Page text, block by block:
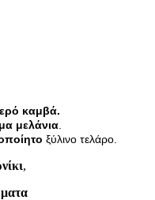
καμβά.
μελάνια
ξύλινο τελάρο.
,